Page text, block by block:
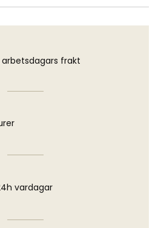
arbetsdagars frakt
vardagar